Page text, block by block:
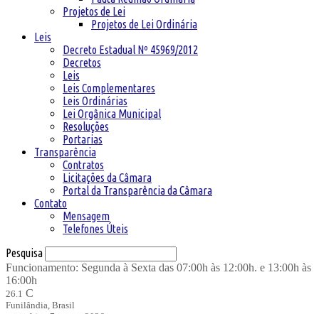
Projetos de Lei
Projetos de Lei Ordinária
Leis
Decreto Estadual Nº 45969/2012
Decretos
Leis
Leis Complementares
Leis Ordinárias
Lei Orgânica Municipal
Resoluções
Portarias
Transparência
Contratos
Licitações da Câmara
Portal da Transparência da Câmara
Contato
Mensagem
Telefones Úteis
Pesquisa
Funcionamento: Segunda à Sexta das 07:00h às 12:00h. e 13:00h às
16:00h
26.1 C
Funilândia, Brasil